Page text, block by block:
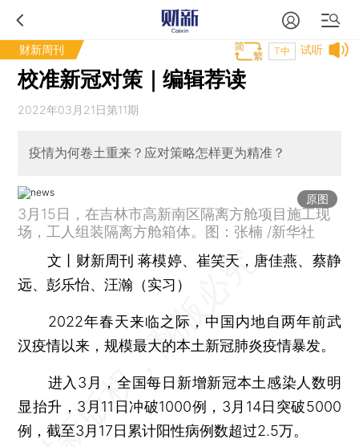
财新周刊 试听
T中
校准新冠对策｜编辑荐读
2022年03月21日第11期
疫情为何卷土重来？应对策略怎样更为精准？
原图
3月15日，在吉林市高新南区隔离方舱项目施工现
场，工人组装隔离方舱箱体。图：张楠 /新华社
文丨财新周刊 蒋模婷、崔笑天，唐佳燕、蔡静
远、彭乐怡、汪瀚（实习）
2022年春天来临之际，中国内地自两年前武
汉疫情以来，规模最大的本土新冠肺炎疫情暴发。
进入3月，全国每日新增新冠本土感染人数明
显抬升，3月11日冲破1000例，3月14日突破5000
例，截至3月17日累计阳性病例数超过2.5万。